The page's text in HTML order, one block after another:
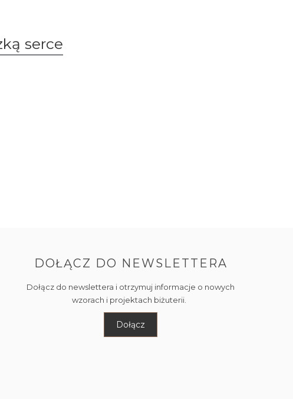
serce
DOŁĄCZ DO NEWSLETTERA
Dołącz do newslettera i otrzymuj informacje o nowych
wzorach i projektach biżuterii.
Dołącz